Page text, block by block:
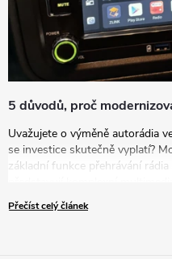
5 důvodů, proč
Uvažujete o výměně autorádia
se investice skutečně vyplatí?
základní funkce přehrávání
způsobem zvyšují komfort,
V tomto článku vám
Přečíst celý článek